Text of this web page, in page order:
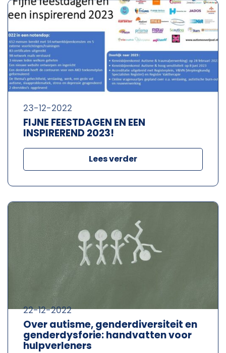
FIJNE FEESTDAGEN EN EEN
INSPIREREND 2023!
23-12-2022
Lees verder
Over autisme, genderdiversiteit en
genderdysforie: handvatten voor
hulpverleners
22-12-2022